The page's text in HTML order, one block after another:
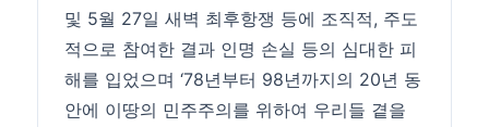
및 5월 27일 새벽 최후항쟁 등에 조직적, 주도
적으로 참여한 결과 인명 손실 등의 심대한 피
해를 입었으며 ‘78년부터 98년까지의 20년 동
안에 이땅의 민주주의를 위하여 우리들 곁을